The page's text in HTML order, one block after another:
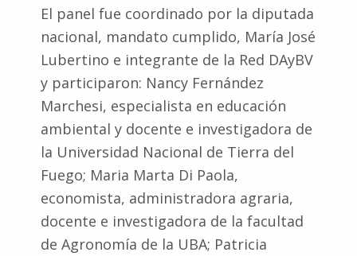
El panel fue coordinado por la diputada
nacional, mandato cumplido, María José
Lubertino e integrante de la Red DAyBV
y participaron: Nancy Fernández
Marchesi, especialista en educación
ambiental y docente e investigadora de
la Universidad Nacional de Tierra del
Fuego; Maria Marta Di Paola,
economista, administradora agraria,
docente e investigadora de la facultad
de Agronomía de la UBA; Patricia